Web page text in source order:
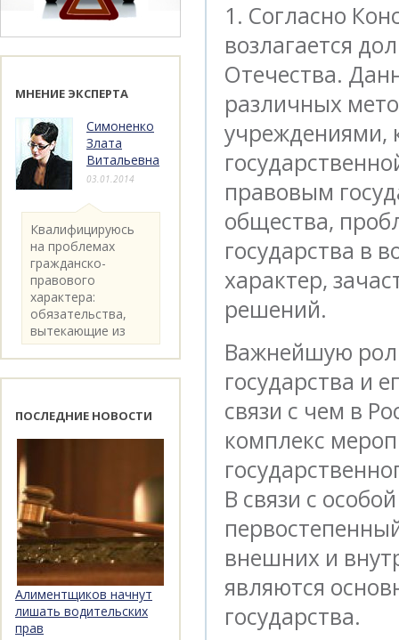
1. Согласно
возлагается
Отечества.
различных
учреждениями,
правовым
общества,
государства в
характер,
решений.
Важнейшую
государства и
связи с чем в
комплекс
В связи с
внешних и
являются
государства.
МНЕНИЕ ЭКСПЕРТА
Симоненко
Злата
Витальевна
03.01.2014
Квалифицируюсь
на проблемах
гражданско-
правового
характера:
обязательства,
вытекающие из
категории..
ПОСЛЕДНИЕ НОВОСТИ
Алиментщиков начнут
лишать водительских
прав